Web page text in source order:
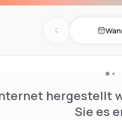
Previous day
hergestellt
Sie es